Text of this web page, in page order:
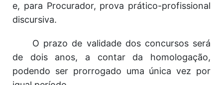
e, para Procurador, prova prático-profissional
discursiva.
O prazo de validade dos concursos será
de dois anos, a contar da homologação,
podendo ser prorrogado uma única vez por